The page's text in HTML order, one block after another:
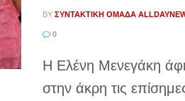
BY ΣΥΝΤΑΚΤΙΚΉ ΟΜΆΔΑ
0
Η Ελένη Μενεγάκη
στην άκρη τις